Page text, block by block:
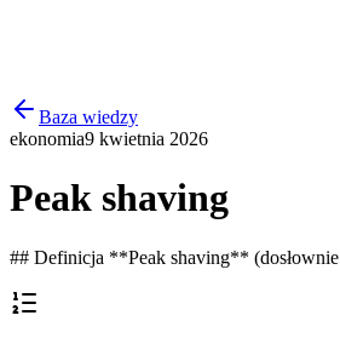
Baza wiedzy
ekonomia9 kwietnia 2026
Peak shaving
## Definicja **Peak shaving**